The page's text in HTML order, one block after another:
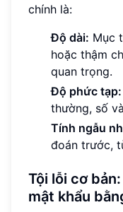
chính là:
Độ dài: Mục
hoặc thậm
quan trọng.
Độ phức tạp:
thường, số
Tính ngẫu
đoán trước,
Tội lỗi cơ
mật khẩu